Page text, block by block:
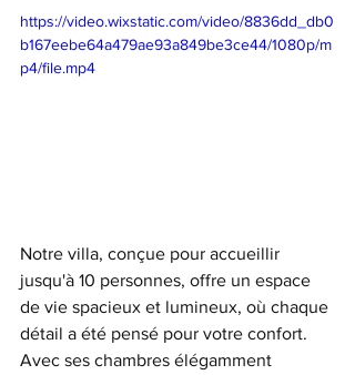
https://video.wixstatic.com/video/8836dd_db0
b167eebe64a479ae93a849be3ce44/1080p/m
p4/file.mp4
Notre villa, conçue pour accueillir
jusqu'à 10 personnes, offre un espace
de vie spacieux et lumineux, où chaque
détail a été pensé pour votre confort.
Avec ses chambres élégamment